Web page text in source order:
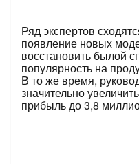
Ряд экспертов
появление новых
восстановить былой
популярность на
В то же время,
значительно
прибыль до 3,8